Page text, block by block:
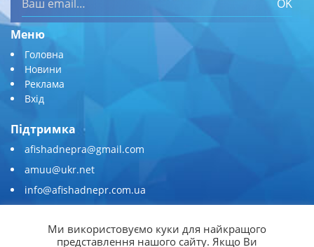
OK
Меню
Головна
Новини
Реклама
Вхід
Підтримка
afishadnepra@gmail.com
amuu@ukr.net
info@afishadnepr.com.ua
Приєднуйтесь
Ми використовуємо куки для найкращого
представлення нашого сайту. Якщо Ви